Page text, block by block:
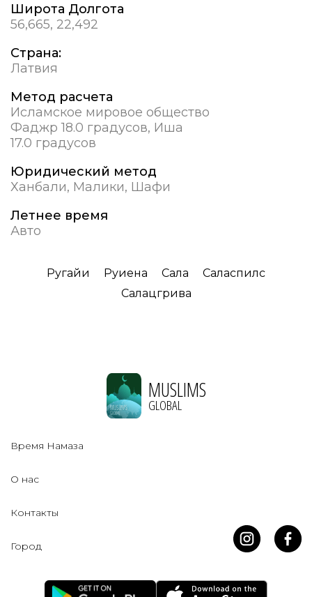
Широта Долгота
56,665, 22,492
Страна:
Латвия
Метод расчета
Исламское мировое общество
Фаджр 18.0 градусов, Иша
17.0 градусов
Юридический метод
Ханбали, Малики, Шафи
Летнее время
Авто
Ругайи Руиена Сала
Саласпилс
Салацгрива
MUSLIMS
GLOBAL
Время Намаза
О нас
Контакты
Город